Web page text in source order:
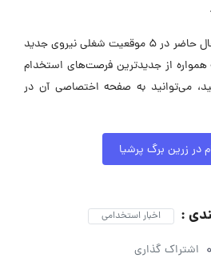
زرین برگ پرشیا در حال حاضر در ۵ موقعیت شغلی نیروی جدید
همواره از جدیدترین فرصت‌های استخدام
می‌توانید به صفحه اختصاصی آن در
زرین برگ پرشیا
: اخبار استخدامی
اشتراک گذاری